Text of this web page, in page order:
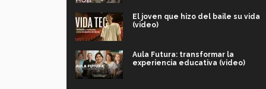
El joven que hizo del baile su vida
(video)
Aula Futura: transformar la
experiencia educativa (video)